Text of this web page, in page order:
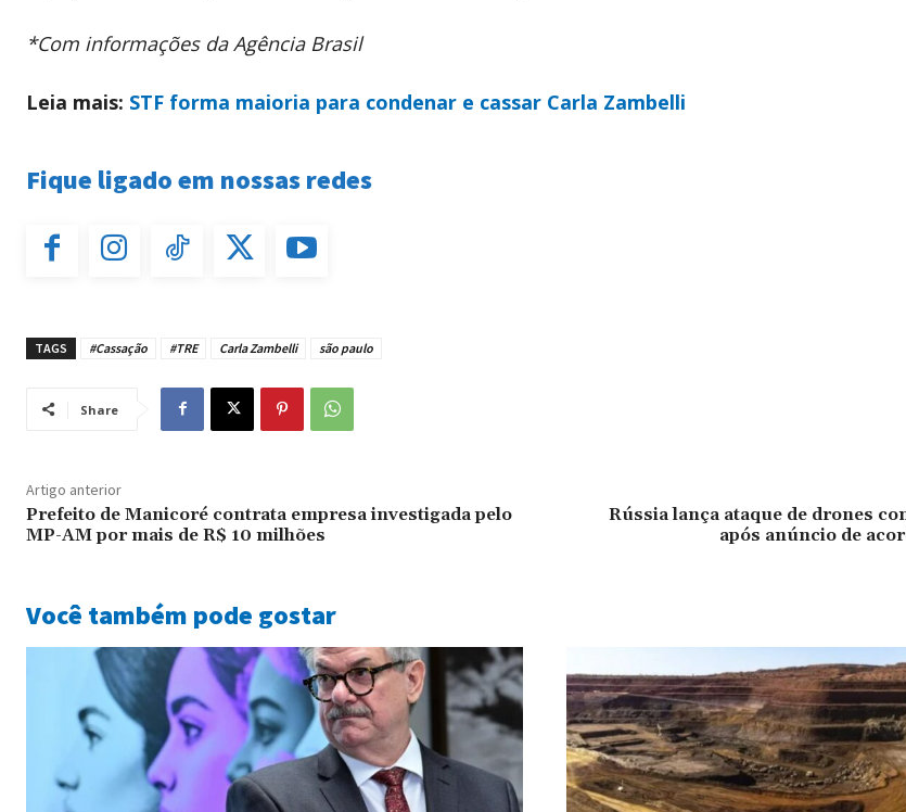
*Com informações da Agência Brasil
Leia mais: STF forma maioria para condenar e cassar Carla Zambelli
Fique ligado em nossas redes
TAGS #Cassação #TRE Carla Zambelli são paulo
Share
Artigo anterior
Prefeito de Manicoré contrata empresa investigada pelo
MP-AM por mais de R$ 10 milhões
Rússia lança ataque de drones
após anúncio de
Você também pode gostar